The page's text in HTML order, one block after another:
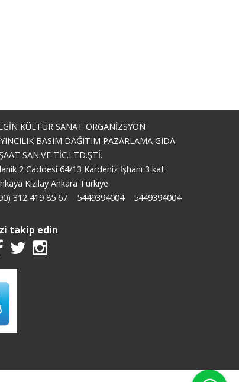
KÜLTÜR SANAT ORGANİZSYON
BASIM DAĞITIM PAZARLAMA GIDA
SAN.VE TİC.LTD.ŞTİ.
2 Caddesi 64/13 Kardeniz İşhanı 3 kat
Kızılay Ankara Türkiye
312 419 85 67
5449394004 5449394004
takip edin